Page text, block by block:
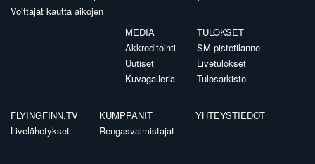
Voittajat kautta aikojen
MEDIA
Akkreditointi
Uutiset
Kuvagalleria
TULOKSET
SM-pistetilanne
Livetulokset
Tulosarkisto
FLYINGFINN.TV
Livelähetykset
KUMPPANIT
Rengasvalmistajat
YHTEYSTIEDOT